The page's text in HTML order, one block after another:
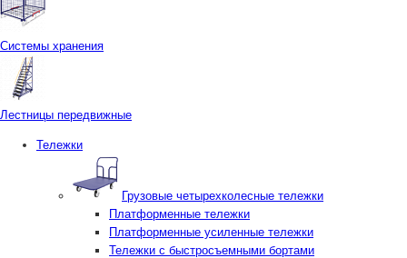
Системы хранения
Лестницы передвижные
Тележки
Грузовые четырехколесные тележки
Платформенные тележки
Платформенные усиленные тележки
Тележки с быстросъемными бортами